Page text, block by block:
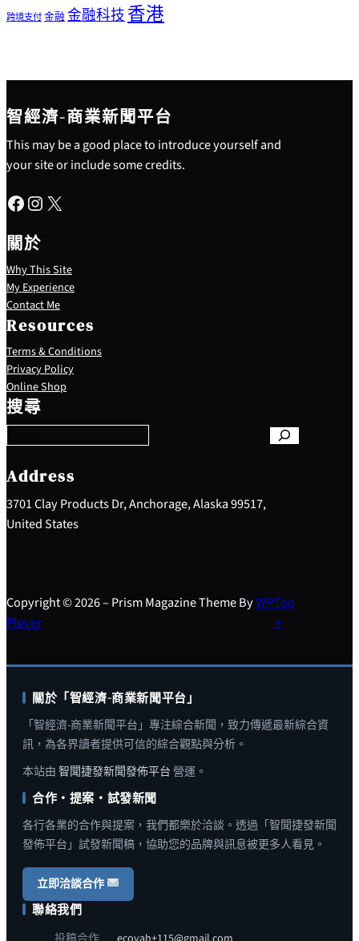
跨境支付金融 金融科技香港
智經濟-商業新聞平台
This may be a good place to introduce yourself and
your site or include some credits.
Facebook Instagram X
關於
Why This Site
My Experience
Contact Me
Resources
Terms & Conditions
Privacy Policy
Online Shop
搜尋
S
e
a
c
h
Address
3701 Clay Products Dr, Anchorage, Alaska 99517,
United States
Copyright © 2026 – Prism Magazine Theme ByWP
Plover
Top
↑
關於「智經濟-商業新聞平台」
「智經濟-商業新聞平台」專注綜合新聞，致力傳遞最新綜合資
訊，為各界讀者提供可信的綜合觀點與分析。
本站由 智聞捷發新聞發佈平台 營運。
合作・提案・試發新聞
各行各業的合作與提案，我們都樂於洽談。透過「智聞捷發新聞
發佈平台」試發新聞稿，協助您的品牌與訊息被更多人看見。
立即洽談合作
聯絡我們